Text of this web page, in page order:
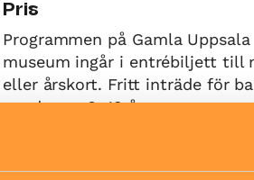
Pris
Programmen på Gamla Uppsala
museum ingår i entrébiljett till
eller årskort. Fritt inträde för
ungdomar 0–19 år.